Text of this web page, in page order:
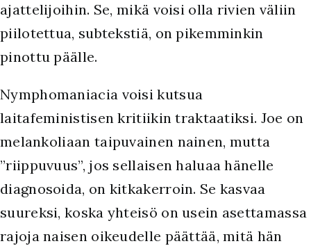
ajattelijoihin. Se, mikä voisi olla rivien väliin
piilotettua, subtekstiä, on pikemminkin
pinottu päälle.
Nymphomaniacia voisi kutsua
laitafeministisen kritiikin traktaatiksi. Joe on
melankoliaan taipuvainen nainen, mutta
”riippuvuus”, jos sellaisen haluaa hänelle
diagnosoida, on kitkakerroin. Se kasvaa
suureksi, koska yhteisö on usein asettamassa
rajoja naisen oikeudelle päättää, mitä hän